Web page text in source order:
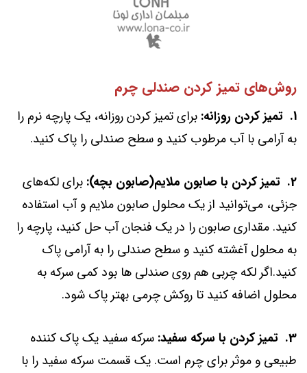
روش‌های تمیز کردن صندلی چرم
1. تمیز کردن روزانه: برای تمیز کردن روزانه، یک پارچه نرم را
به آرامی با آب مرطوب کنید و سطح صندلی را پاک کنید.
2. تمیز کردن با صابون ملایم(صابون بچه): برای لکه‌های
جزئی، می‌توانید از یک محلول صابون ملایم و آب استفاده
کنید. مقداری صابون را در یک فنجان آب حل کنید، پارچه را
به محلول آغشته کنید و سطح صندلی را به آرامی پاک
کنید.اگر لکه چربی هم روی صندلی ها بود کمی سرکه به
محلول اضافه کنید تا روکش چرمی بهتر پاک شود.
3. تمیز کردن با سرکه سفید:
سرکه سفید یک پاک کننده
طبیعی و موثر برای چرم است. یک قسمت سرکه سفید را با